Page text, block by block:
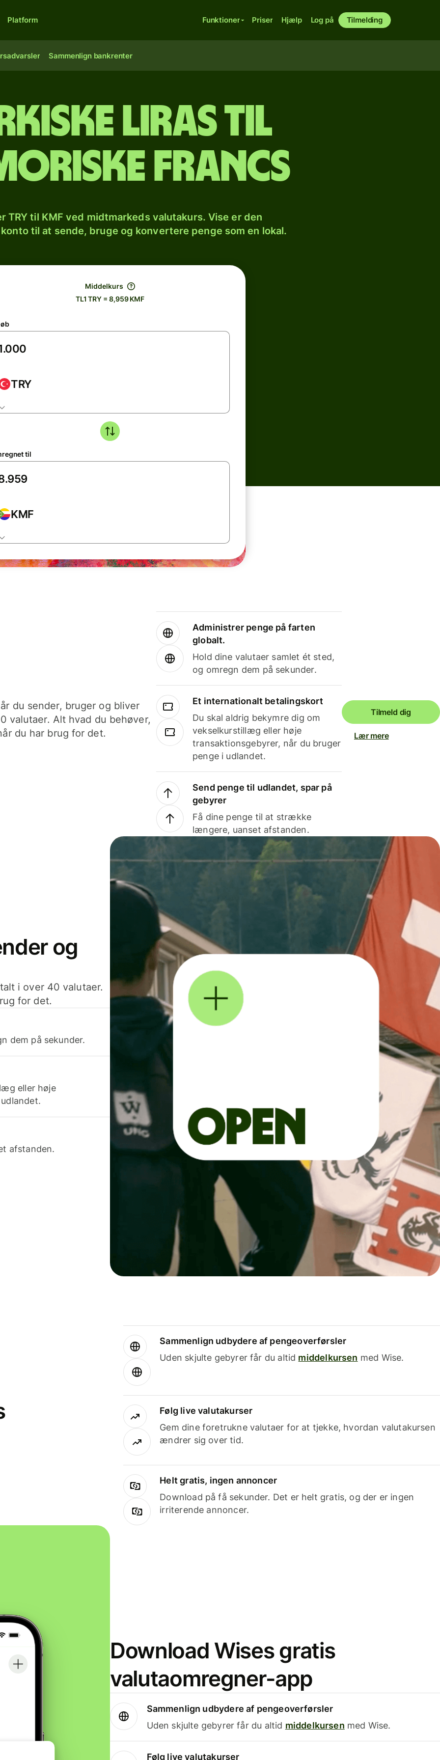
Platform Funktioner Priser Hjælp Log på Tilmelding
Sammenlign bankrenter
liras til
francs
TRY til KMF ved midtmarkeds valutakurs. Vise er den
til at sende, bruge og konvertere penge som en lokal.
Middelkurs
TL1 TRY = 8,959 KMF
TRY
til
KMF
du sender, bruger og bliver
valutaer. Alt hvad du behøver,
du har brug for det.
Administrer penge på farten
globalt.
Hold dine valutaer samlet ét sted,
og omregn dem på sekunder.
Et internationalt betalingskort
Du skal aldrig bekymre dig om
vekselkurstillæg eller høje
transaktionsgebyrer, når du bruger
penge i udlandet.
Send penge til udlandet, spar på
gebyrer
Få dine penge til at strække
længere, uanset afstanden.
Tilmeld dig
Lær mere
og
i over 40 valutaer.
for det.
dem på sekunder.
eller høje
afstanden.
Sammenlign udbydere af pengeoverførsler
Uden skjulte gebyrer får du altid middelkursen med Wise.
Følg live valutakurser
Gem dine foretrukne valutaer for at tjekke, hvordan valutakursen
ændrer sig over tid.
Helt gratis, ingen annoncer
Download på få sekunder. Det er helt gratis, og der er ingen
irriterende annoncer.
Download Wises gratis
valutaomregner-app
Sammenlign udbydere af pengeoverførsler
Uden skjulte gebyrer får du altid middelkursen med Wise.
Følg live valutakurser